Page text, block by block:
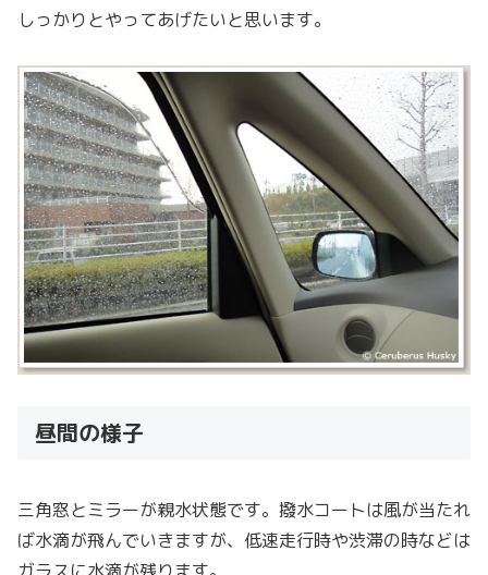
しっかりとやってあげたいと思います。
昼間の様子
三角窓とミラーが親水状態です。撥水コートは風が当たれ
ば水滴が飛んでいきますが、低速走行時や渋滞の時などは